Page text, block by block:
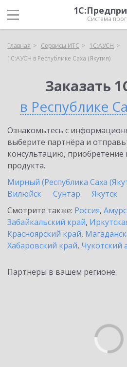
Система
Главная Сервисы ИТС
1С:АУСН
1С:АУСН в Республике Саха (Якутия)
Заказать
в Республике
Ознакомьтесь с
выберите партнёра и
консультацию, приобретение
продукта.
Мирный (Республика Саха
Вилюйск
Сунтар
Якутск
Смотрите также: Россия,
Забайкальский край,
Красноярский край,
Хабаровский край, Чукотский
Партнеры в вашем регионе: